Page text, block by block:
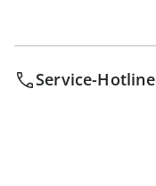
Service-Hotline